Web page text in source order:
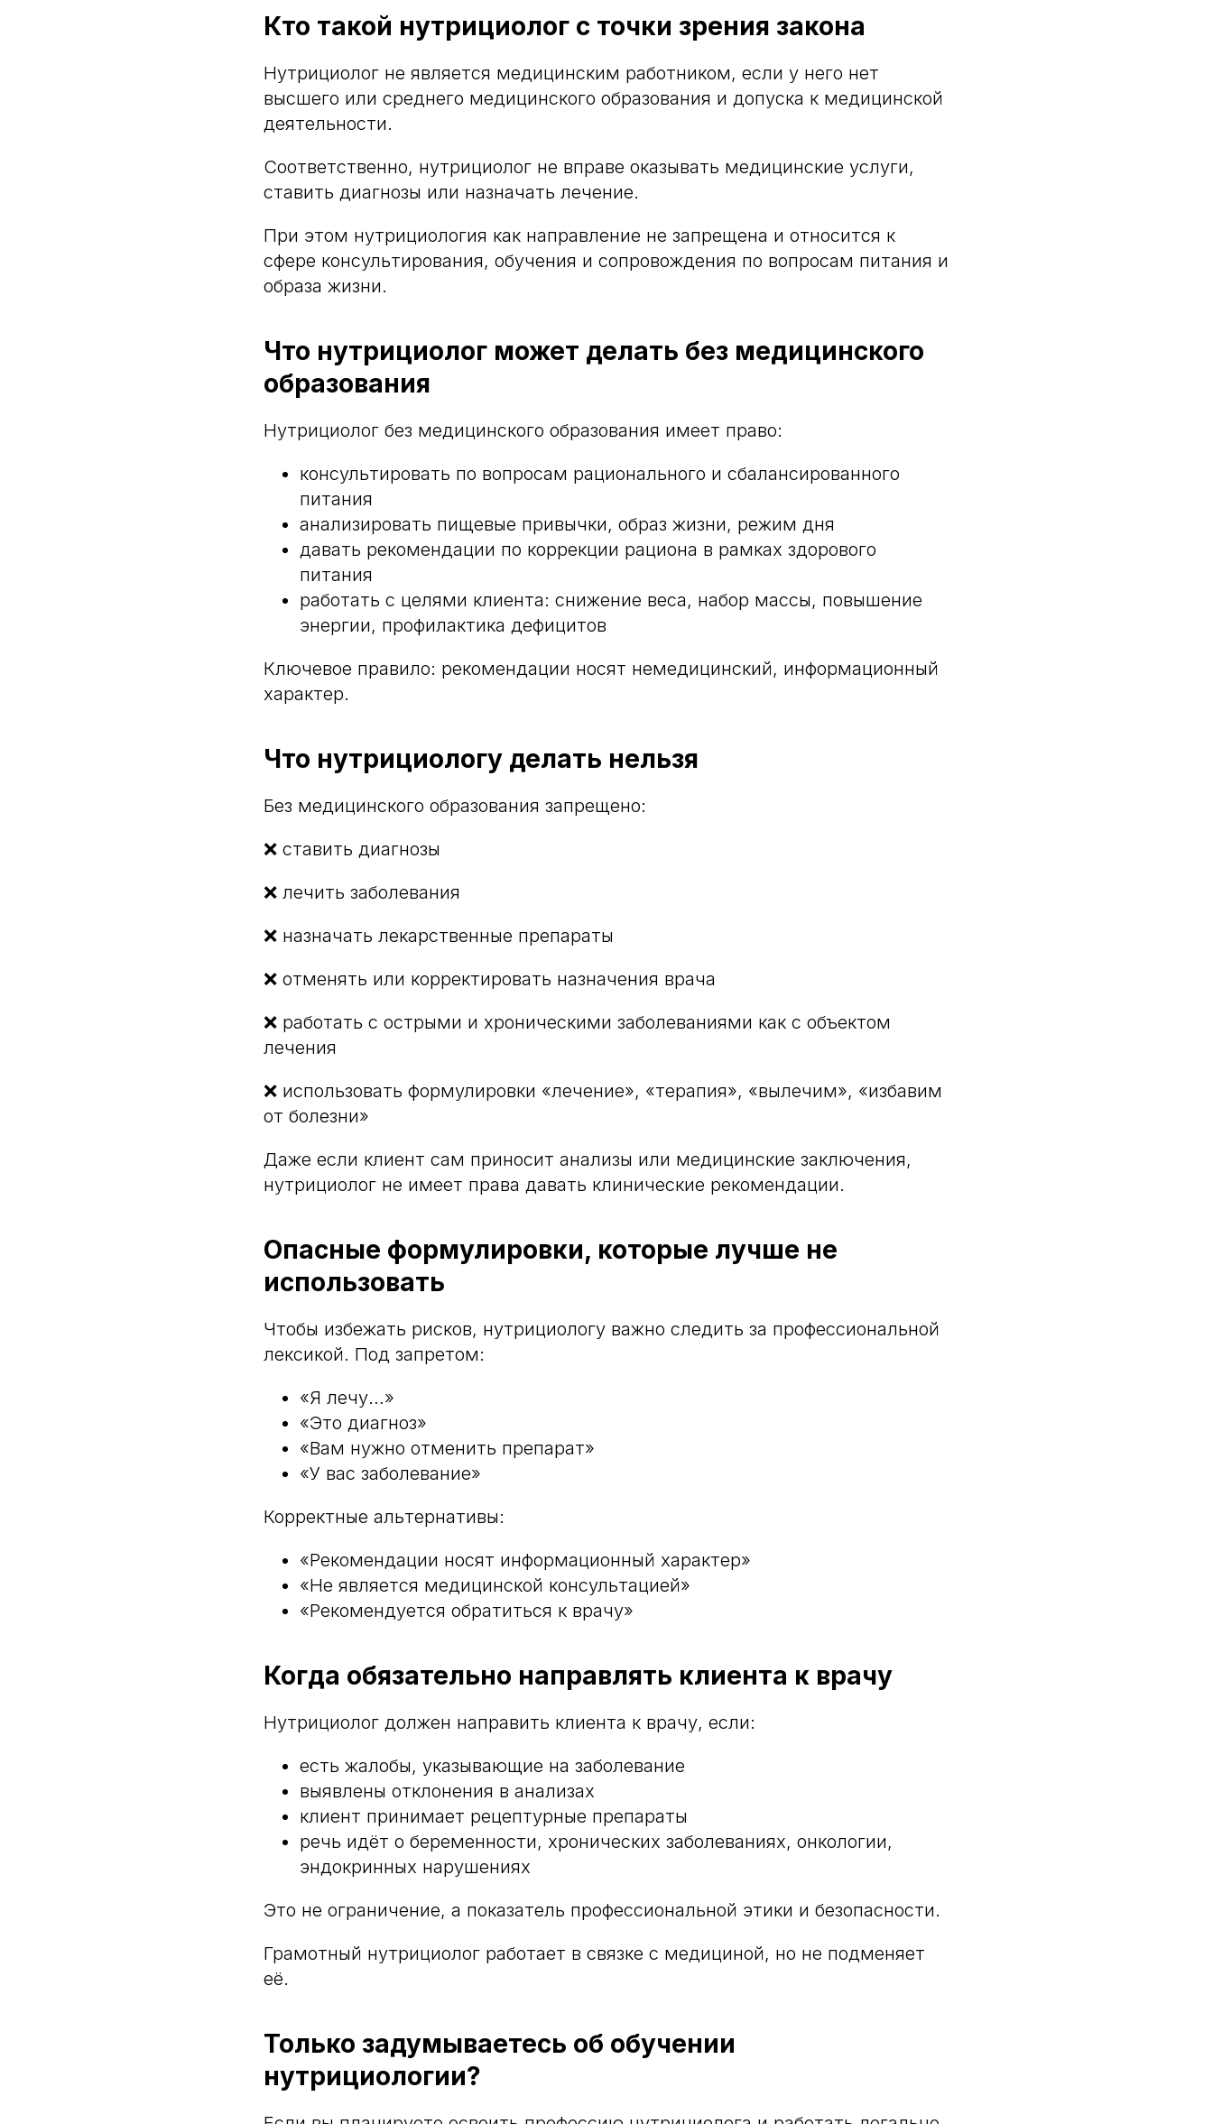
Кто такой нутрициолог с точки зрения закона
Нутрициолог не является медицинским работником, если у него нет
высшего или среднего медицинского образования и допуска к медицинской
деятельности.
Соответственно, нутрициолог не вправе оказывать медицинские услуги,
ставить диагнозы или назначать лечение.
При этом нутрициология как направление не запрещена и относится к
сфере консультирования, обучения и сопровождения по вопросам питания и
образа жизни.
Что нутрициолог может делать без медицинского
образования
Нутрициолог без медицинского образования имеет право:
консультировать по вопросам рационального и сбалансированного
питания
анализировать пищевые привычки, образ жизни, режим дня
давать рекомендации по коррекции рациона в рамках здорового
питания
работать с целями клиента: снижение веса, набор массы, повышение
энергии, профилактика дефицитов
Ключевое правило: рекомендации носят немедицинский, информационный
характер.
Что нутрициологу делать нельзя
Без медицинского образования запрещено:
❌ ставить диагнозы
❌ лечить заболевания
❌ назначать лекарственные препараты
❌ отменять или корректировать назначения врача
❌ работать с острыми и хроническими заболеваниями как с объектом
лечения
❌ использовать формулировки «лечение», «терапия», «вылечим», «избавим
от болезни»
Даже если клиент сам приносит анализы или медицинские заключения,
нутрициолог не имеет права давать клинические рекомендации.
Опасные формулировки, которые лучше не
использовать
Чтобы избежать рисков, нутрициологу важно следить за профессиональной
лексикой. Под запретом:
«Я лечу…»
«Это диагноз»
«Вам нужно отменить препарат»
«У вас заболевание»
Корректные альтернативы:
«Рекомендации носят информационный характер»
«Не является медицинской консультацией»
«Рекомендуется обратиться к врачу»
Когда обязательно направлять клиента к врачу
Нутрициолог должен направить клиента к врачу, если:
есть жалобы, указывающие на заболевание
выявлены отклонения в анализах
клиент принимает рецептурные препараты
речь идёт о беременности, хронических заболеваниях, онкологии,
эндокринных нарушениях
Это не ограничение, а показатель профессиональной этики и безопасности.
Грамотный нутрициолог работает в связке с медициной, но не подменяет
её.
Только задумываетесь об обучении
нутрициологии?